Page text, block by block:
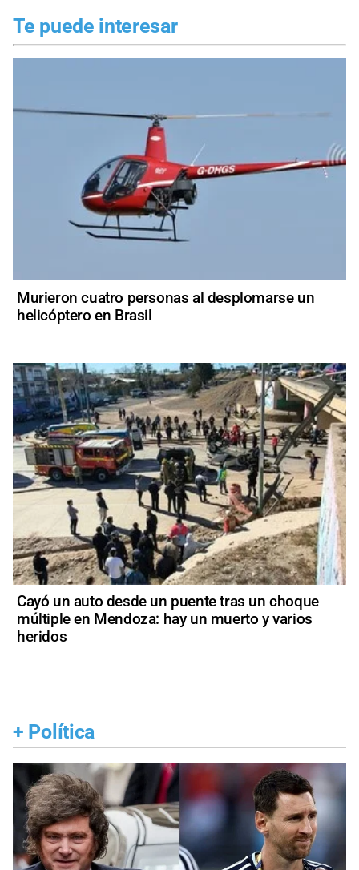
Te puede interesar
Murieron cuatro personas al desplomarse un
helicóptero en Brasil
Cayó un auto desde un puente tras un choque
múltiple en Mendoza: hay un muerto y varios
heridos
+ Política